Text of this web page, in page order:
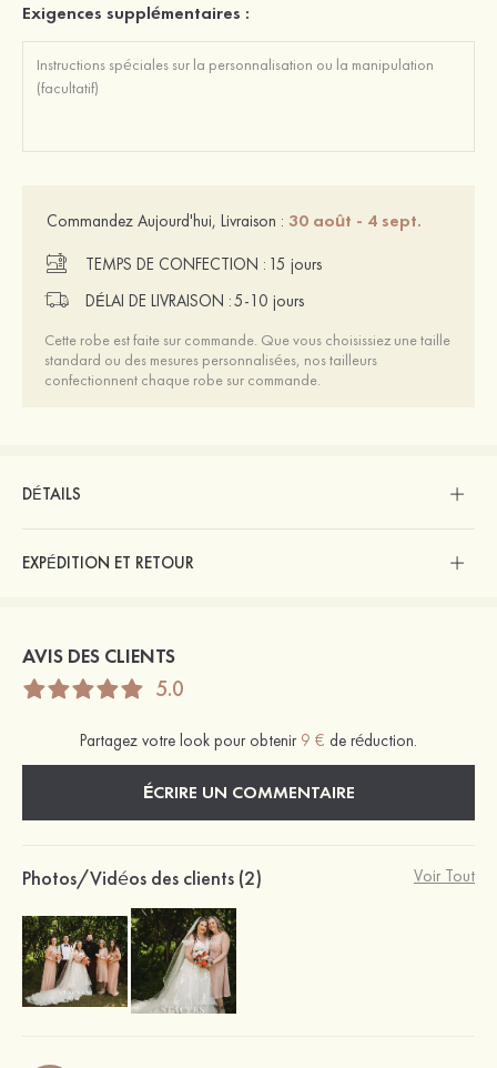
Exigences supplémentaires :
Commandez Aujourd'hui, Livraison : 30 août - 4 sept.
TEMPS DE CONFECTION : 15 jours
DÉLAI DE LIVRAISON :5-10 jours
Cette robe est faite sur commande. Que vous choisissiez une taille
standard ou des mesures personnalisées, nos tailleurs
confectionnent chaque robe sur commande.
DÉTAILS
EXPÉDITION ET RETOUR
AVIS DES CLIENTS
5.0
Partagez votre look pour obtenir 9 € de réduction.
ÉCRIRE UN COMMENTAIRE
Photos/Vidéos des clients (2) Voir Tout